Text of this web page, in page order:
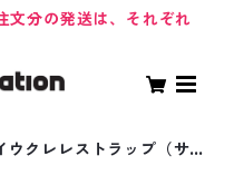
分の発送は、それぞれ
ウクレレストラップ（サウ